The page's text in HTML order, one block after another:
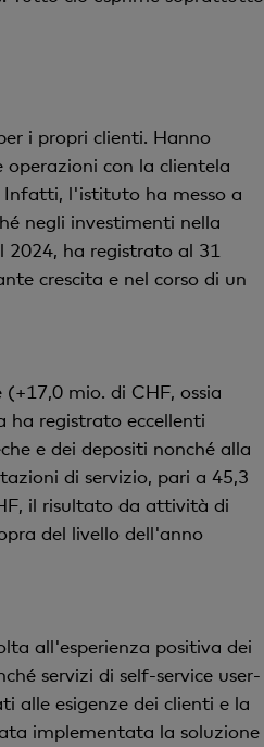
i propri clienti. Hanno
con la clientela
Infatti, l'istituto ha messo a
negli investimenti nella
ha registrato al 31
crescita e nel corso di un
mio. di CHF, ossia
ha registrato eccellenti
e dei depositi nonché alla
di servizio, pari a 45,3
il risultato da attività di
del livello dell'anno
all'esperienza positiva dei
servizi di self-service user-
alle esigenze dei clienti e la
implementata la soluzione